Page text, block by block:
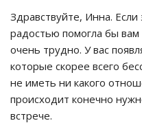
Здравствуйте, Инна.
радостью помогла бы
очень трудно. У вас
которые скорее всего
не иметь ни какого
происходит конечно
встрече.